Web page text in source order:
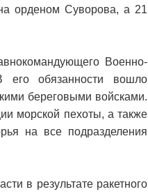
орденом Суворова, а 21
Военно-
обязанности вошло
береговыми войсками.
морской пехоты, а также
на все подразделения
в результате ракетного